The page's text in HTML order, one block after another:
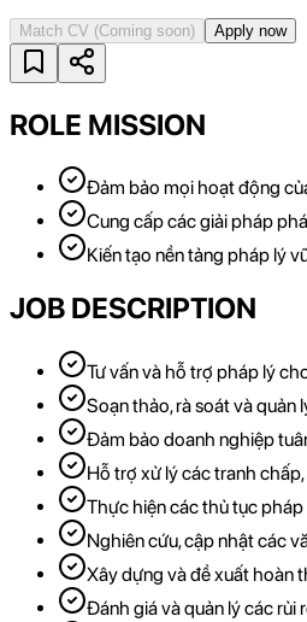
Match CV (Coming soon) Apply now
ROLE MISSION
Đảm bảo mọi hoạt động
Cung cấp các giải pháp
Kiến tạo nền tảng pháp lý
JOB DESCRIPTION
Tư vấn và hỗ trợ pháp lý
Soạn thảo, rà soát và quản
Đảm bảo doanh nghiệp
Hỗ trợ xử lý các tranh
Thực hiện các thủ tục
Nghiên cứu, cập nhật các
Xây dựng và đề xuất hoàn
Đánh giá và quản lý các rủi